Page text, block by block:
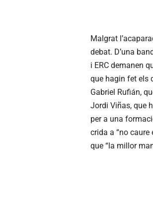
Malgrat
debat. D’una
i ERC demanen
que hagin fet els
Gabriel Rufián,
Jordi Viñas, que
per a una
crida a “no
que “la millor